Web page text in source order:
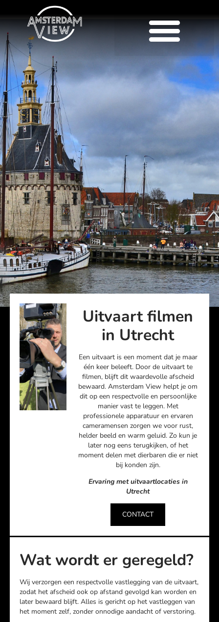
Uitvaart filmen
Utrecht
Livestream en film van de
uitvaart – met aandacht en
respect.
Uitvaart filmen
in Utrecht
Een uitvaart is een moment dat je maar
één keer beleeft. Door de uitvaart te
filmen, blijft dit waardevolle afscheid
bewaard. Amsterdam View helpt je om
dit op een respectvolle en persoonlijke
manier vast te leggen. Met
professionele apparatuur en ervaren
cameramensen zorgen we voor rust,
helder beeld en warm geluid. Zo kun je
later nog eens terugkijken, of het
moment delen met dierbaren die er niet
bij konden zijn.
Ervaring met uitvaartlocaties in
Utrecht
CONTACT
Wat wordt er geregeld?
Wij verzorgen een respectvolle vastlegging van de uitvaart,
zodat het afscheid ook op afstand gevolgd kan worden en
later bewaard blijft. Alles is gericht op het vastleggen van
het moment zelf, zonder onnodige aandacht of verstoring.